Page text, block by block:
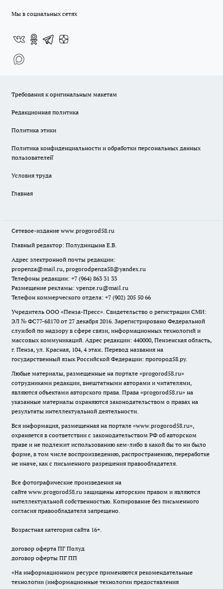
Мы в социальных сетях
Требования к оригинальным макетам
Редакционная политика
Политика этики
Политика конфиденциальности и обработки персональных данных
пользователей̆
Условия труда
Главная
Сетевое-издание www.progorod58.ru
Главный редактор: Полудницына Е.В.
Адрес электронной почты редакции:
propenza@mail.ru, progorodpenza58@yandex.ru
Телефоны редакции: +7 (964) 863 31 33
Размещение рекламы: vpenze.ru@mail.ru
Телефон коммерческого отдела: +7 (902) 205 50 66
Учредитель ООО «Пенза-Пресс». Свидетельство о регистрации СМИ:
ЭЛ № ФС77-68170 от 27 декабря 2016. Зарегистрировано Федеральной
службой по надзору в сфере связи, информационных технологий и
массовых коммуникаций. Адрес редакции: 440000, Пензенская область,
г. Пенза, ул. Красная, 104, 4 этаж. Перевод названия на
государственный язык Российской Федерации: прогород58.ру.
Любые материалы, размещенные на портале «progorod58.ru»
сотрудниками редакции, внештатными авторами и читателями,
являются объектами авторского права. Права «progorod58.ru» на
указанные материалы охраняются законодательством о правах на
результаты интеллектуальной деятельности.
Вся информация, размещенная на портале «www.progorod58.ru»,
охраняется в соответствии с законодательством РФ об авторском
праве и не подлежит использованию кем-либо в какой бы то ни было
форме, в том числе воспроизведению, распространению, переработке
не иначе, как с письменного разрешения правообладателя.
Все фотографические произведения на
сайте www.progorod58.ru защищены авторским правом и являются
интеллектуальной собственностью. Копирование без письменного
согласия правообладателя запрещено.
Возрастная категория сайта 16+.
договор оферта ПГ Полуд
договор оферты ПГ ПП
«На информационном ресурсе применяются рекомендательные
технологии (информационные технологии предоставления